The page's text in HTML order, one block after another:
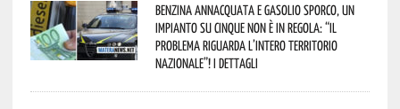
Benzina annacquata e gasolio sporco, un
impianto su cinque non è in regola: “il
problema riguarda l’intero territorio
Nazionale”! I dettagli